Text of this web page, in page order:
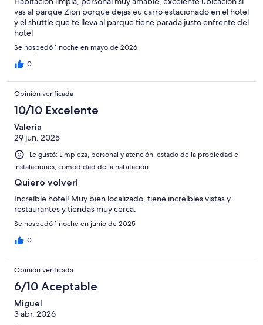
vas al parque Zion porque dejas eu carro estacionado en el hotel
y el shuttle que te lleva al parque tiene parada justo enfrente del
hotel
Se hospedó 1 noche en mayo de 2026
0
Opinión verificada
10/10 Excelente
Valeria
29 jun. 2025
Le gustó: Limpieza, personal y atención, estado de la propiedad e
instalaciones, comodidad de la habitación
Quiero volver!
Increíble hotel! Muy bien localizado, tiene increíbles vistas y
restaurantes y tiendas muy cerca.
Se hospedó 1 noche en junio de 2025
0
Opinión verificada
6/10 Aceptable
Miguel
3 abr. 2026